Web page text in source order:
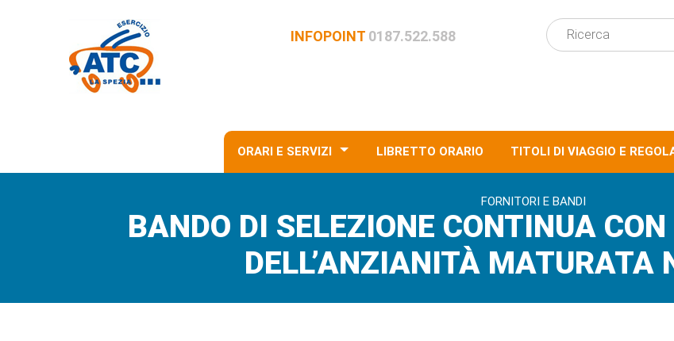
INFOPOINT 0187.522.588
ORARI E SERVIZI LIBRETTO ORARIO TITOLI DI VIAGGIO E
FORNITORI E BANDI
BANDO DI SELEZIONE CONTINUA
DELL’ANZIANITÀ MATURATA